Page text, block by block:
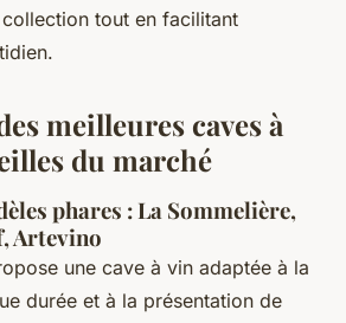
tout en facilitant
meilleures caves à
du marché
phares : La Sommelière,
Artevino
une cave à vin adaptée à la
durée et à la présentation de